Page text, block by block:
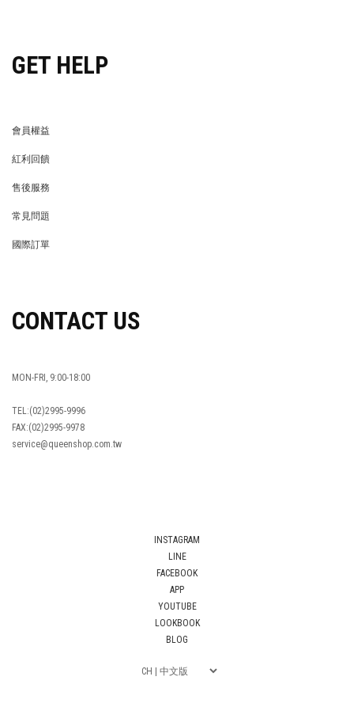
GET HELP
會員權益
紅利回饋
售後服務
常見問題
國際訂單
CONTACT US
MON-FRI, 9:00-18:00
TEL:(02)2995-9996
FAX:(02)2995-9978
service@queenshop.com.tw
INSTAGRAM
LINE
FACEBOOK
APP
YOUTUBE
LOOKBOOK
BLOG